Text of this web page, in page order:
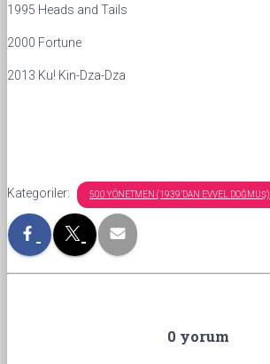
1995 Heads and Tails
2000 Fortune
2013 Ku! Kin-Dza-Dza
Kategoriler: 500 YÖNETMEN (1939’DAN EVVEL DOĞMUŞ)
0 yorum